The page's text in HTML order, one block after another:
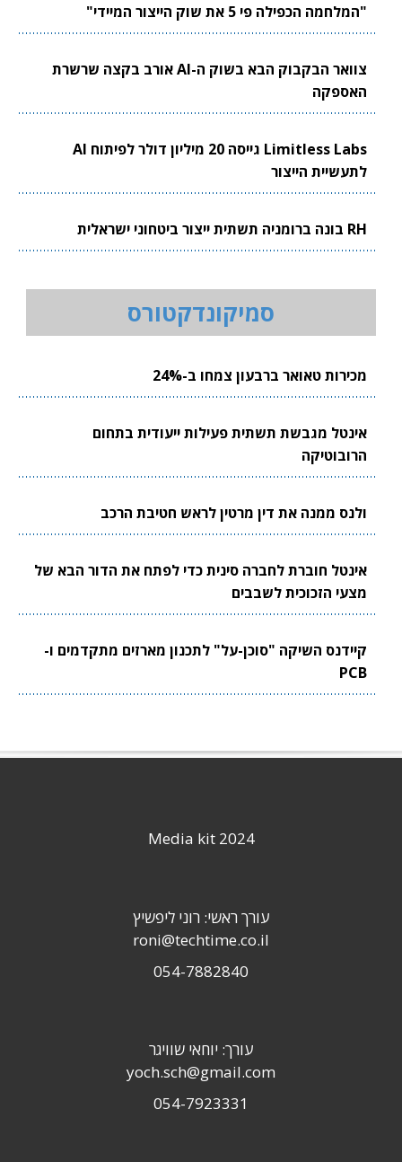
"המלחמה הכפילה פי 5 את שוק הייצור המיידי"
צוואר הבקבוק הבא בשוק ה-AI אורב בקצה שרשרת
האספקה
Limitless Labs גייסה 20 מיליון דולר לפיתוח AI
לתעשיית הייצור
RH בונה ברומניה תשתית ייצור ביטחוני ישראלית
סמיקונדקטורס
מכירות טאואר ברבעון צמחו ב-24%
אינטל מגבשת תשתית פעילות ייעודית בתחום
הרובוטיקה
ולנס ממנה את דין מרטין לראש חטיבת הרכב
אינטל חוברת לחברה סינית כדי לפתח את הדור הבא של
מצעי הזכוכית לשבבים
קיידנס השיקה "סוכן-על" לתכנון מארזים מתקדמים ו-
PCB
Media kit 2024
עורך ראשי: רוני ליפשיץ
roni@techtime.co.il
054-7882840
עורך: יוחאי שוויגר
yoch.sch@gmail.com
054-7923331